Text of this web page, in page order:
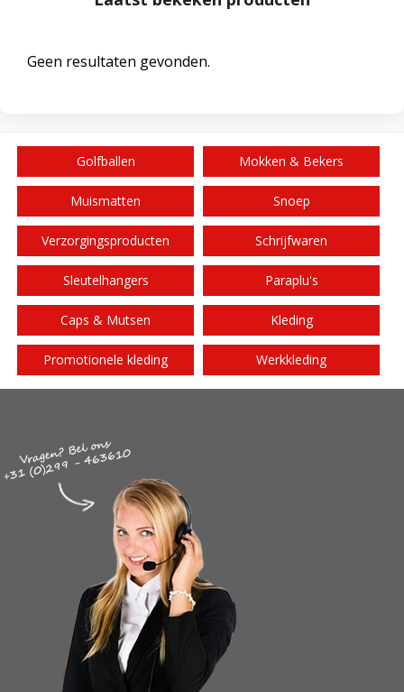
Geen resultaten gevonden.
Golfballen Mokken & Bekers
Muismatten Snoep
Verzorgingsproducten Schrijfwaren
Sleutelhangers Paraplu's
Caps & Mutsen Kleding
Promotionele kleding Werkkleding